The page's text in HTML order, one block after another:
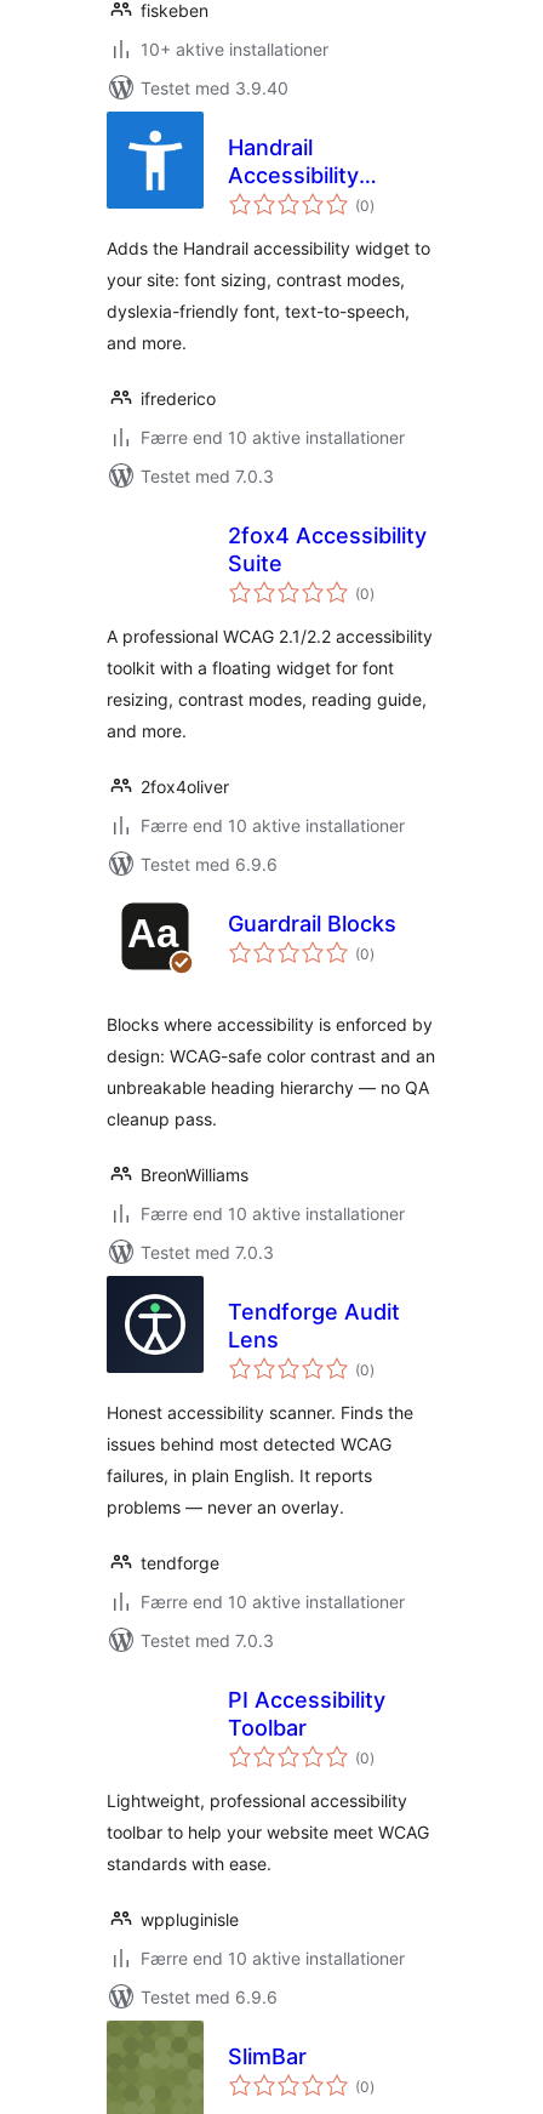
fiskeben
10+ aktive installationer
Testet med 3.9.40
Handrail
Accessibility
Widget
(0totale
bedømmelser
)
Adds the Handrail accessibility widget to
your site: font sizing, contrast modes,
dyslexia-friendly font, text-to-speech,
and more.
ifrederico
Færre end 10 aktive installationer
Testet med 7.0.3
2fox4 Accessibility
Suite
(0totale
bedømmelser
)
A professional WCAG 2.1/2.2 accessibility
toolkit with a floating widget for font
resizing, contrast modes, reading guide,
and more.
2fox4oliver
Færre end 10 aktive installationer
Testet med 6.9.6
Guardrail Blocks
(0totale
bedømmelser
)
Blocks where accessibility is enforced by
design: WCAG-safe color contrast and an
unbreakable heading hierarchy — no QA
cleanup pass.
BreonWilliams
Færre end 10 aktive installationer
Testet med 7.0.3
Tendforge Audit
Lens
(0totale
bedømmelser
)
Honest accessibility scanner. Finds the
issues behind most detected WCAG
failures, in plain English. It reports
problems — never an overlay.
tendforge
Færre end 10 aktive installationer
Testet med 7.0.3
PI Accessibility
Toolbar
(0totale
bedømmelser
)
Lightweight, professional accessibility
toolbar to help your website meet WCAG
standards with ease.
wppluginisle
Færre end 10 aktive installationer
Testet med 6.9.6
SlimBar
(0totale
bedømmelser
)